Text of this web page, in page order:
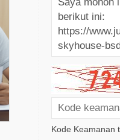
Kode Keamanan